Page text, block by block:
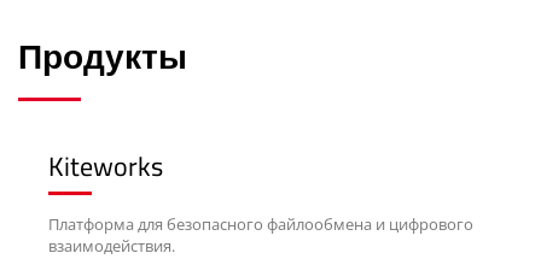
Продукты
Kiteworks
Платформа для безопасного файлообмена и цифрового
взаимодействия.